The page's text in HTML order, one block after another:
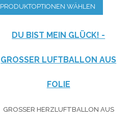
PRODUKTOPTIONEN WÄHLEN
DU BIST MEIN GLÜCK! -
GROSSER LUFTBALLON AUS F
OLIE
GROSSER HERZLUFTBALLON AUS F